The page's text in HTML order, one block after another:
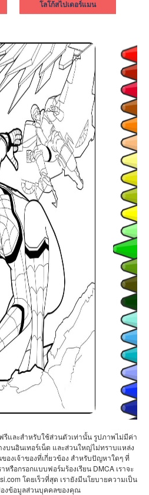
โลโก้สไปเดอร์แมน
และสำหรับใช้ส่วนตัวเท่านั้น รูปภาพไม่มีค่า
บนอินเทอร์เน็ต และส่วนใหญ่ไม่ทราบแหล่ง
งเจ้าของที่เกี่ยวข้อง สำหรับปัญหาใดๆ ที่
รือกรอกแบบฟอร์มร้องเรียน DMCA เราจะ
โดยเร็วที่สุด เรายังมีนโยบายความเป็น
งข้อมูลส่วนบุคคลของคุณ